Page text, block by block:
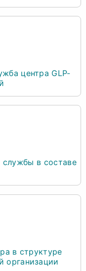
центра GLP-
службы в составе
в структуре
организации